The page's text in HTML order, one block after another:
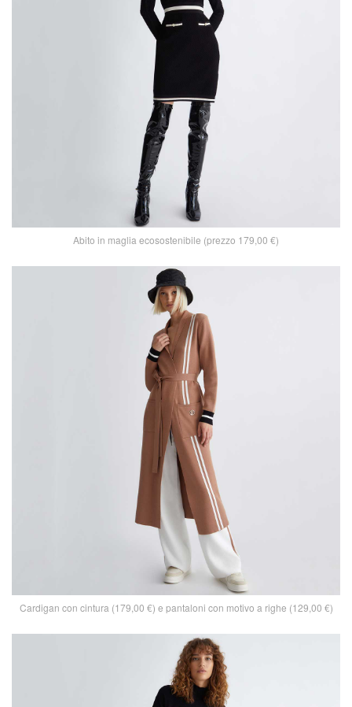
Abito in maglia ecosostenibile (prezzo 179,00 €)
Cardigan con cintura (179,00 €) e pantaloni con motivo a righe (129,00 €)